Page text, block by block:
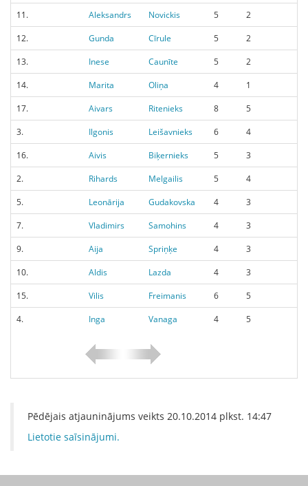
11.
Aleksandrs Novickis 5
2
12.
Gunda Cīrule 5
2
13.
Inese Caunīte 5
2
14.
Marita Oliņa 4
1
17.
Aivars Ritenieks 8
5
3.
Ilgonis Leišavnieks 6
4
16.
Aivis Biķernieks 5
3
2.
Rihards Melgailis 5
4
5.
Leonārija Gudakovska 4
3
7.
Vladimirs Samohins 4
3
9.
Aija Spriņķe 4
3
10.
Aldis Lazda 4
3
15.
Vilis Freimanis 6
5
4.
Inga Vanaga 4 5
Pēdējais atjauninājums veikts 20.10.2014 plkst. 14:47
Lietotie saīsinājumi.